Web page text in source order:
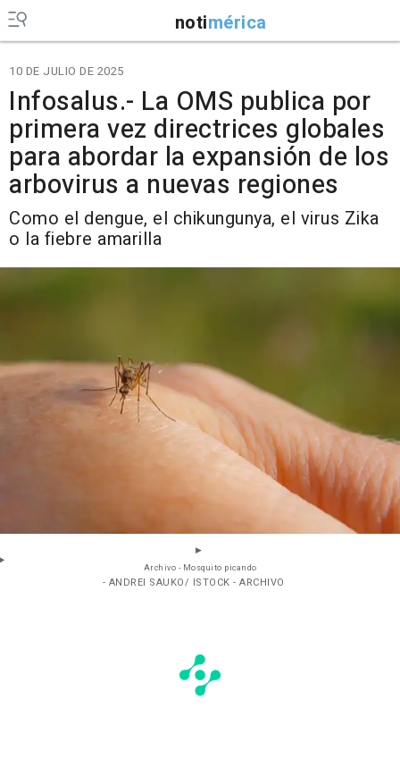
notimérica
10 DE JULIO DE 2025
Infosalus.- La OMS publica por
primera vez directrices globales
para abordar la expansión de los
arbovirus a nuevas regiones
Como el dengue, el chikungunya, el virus Zika
o la fiebre amarilla
Archivo - Mosquito picando
- ANDREI SAUKO/ ISTOCK - ARCHIVO